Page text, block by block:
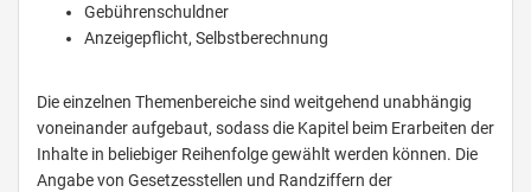
Gebührenschuldner
Anzeigepflicht, Selbstberechnung
Die einzelnen Themenbereiche sind weitgehend unabhängig
voneinander aufgebaut, sodass die Kapitel beim Erarbeiten der
Inhalte in beliebiger Reihenfolge gewählt werden können. Die
Angabe von Gesetzesstellen und Randziffern der